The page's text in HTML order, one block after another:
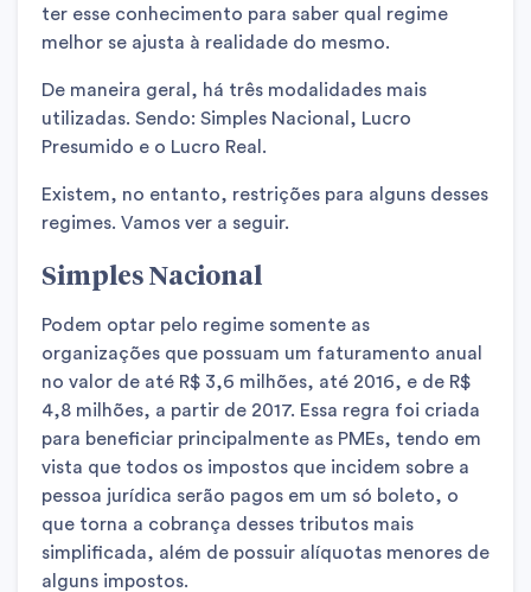
ter esse conhecimento para saber qual regime
melhor se ajusta à realidade do mesmo.
De maneira geral, há três modalidades mais
utilizadas. Sendo: Simples Nacional, Lucro
Presumido e o Lucro Real.
Existem, no entanto, restrições para alguns desses
regimes. Vamos ver a seguir.
Simples Nacional
Podem optar pelo regime somente as
organizações que possuam um faturamento anual
no valor de até R$ 3,6 milhões, até 2016, e de R$
4,8 milhões, a partir de 2017. Essa regra foi criada
para beneficiar principalmente as PMEs, tendo em
vista que todos os impostos que incidem sobre a
pessoa jurídica serão pagos em um só boleto, o
que torna a cobrança desses tributos mais
simplificada, além de possuir alíquotas menores de
alguns impostos.